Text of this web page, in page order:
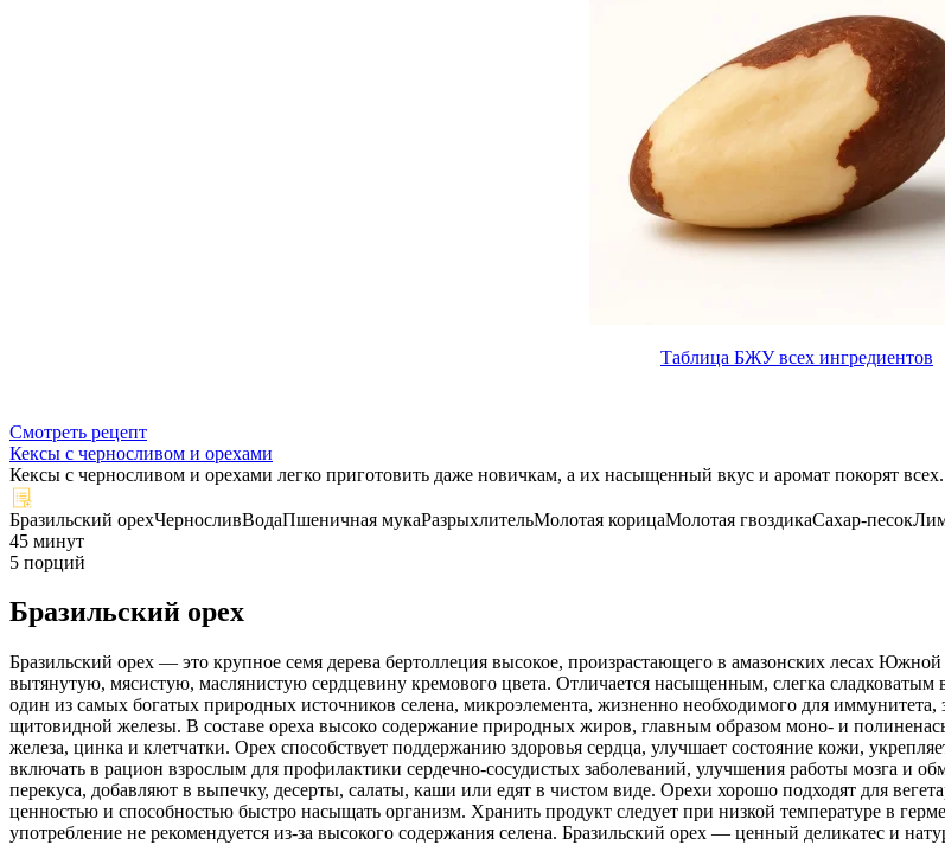
Таблица БЖУ всех ингредиентов
Смотреть рецепт
Кексы с черносливом и орехами
Кексы с черносливом и орехами легко приготовить даже новичкам, а их насыщенный вкус и аромат покорят
Бразильский орехЧерносливВодаПшеничная мукаРазрыхлительМолотая корицаМолотая гвоздикаСахар-песок
45 минут
5 порций
Бразильский орех
Бразильский орех — это крупное семя дерева бертоллеция высокое, произрастающего в амазонских лесах
вытянутую, мясистую, маслянистую сердцевину кремового цвета. Отличается насыщенным, слегка
один из самых богатых природных источников селена, микроэлемента, жизненно необходимого для
щитовидной железы. В составе ореха высоко содержание природных жиров, главным образом моно- и
железа, цинка и клетчатки. Орех способствует поддержанию здоровья сердца, улучшает состояние кожи,
включать в рацион взрослым для профилактики сердечно-сосудистых заболеваний, улучшения работы мозга и
перекуса, добавляют в выпечку, десерты, салаты, каши или едят в чистом виде. Орехи хорошо подходят для
ценностью и способностью быстро насыщать организм. Хранить продукт следует при низкой температуре в
употребление не рекомендуется из-за высокого содержания селена. Бразильский орех — ценный деликатес и